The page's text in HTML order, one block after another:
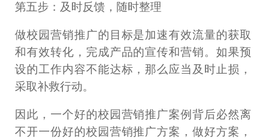
第五步：及时反馈，随时整理
做校园营销推广的目标是加速有效流量的获取
和有效转化，完成产品的宣传和营销。如果预
设的工作内容不能达标，那么应当及时止损，
采取补救行动。
因此，一个好的校园营销推广案例背后必然离
不开一份好的校园营销推广方案，做好方案，